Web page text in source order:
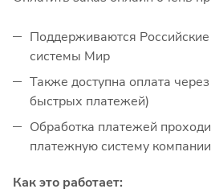
Поддерживаются
системы Мир
Также доступна оплата
быстрых платежей)
Обработка платежей
платежную систему
Как это работает: